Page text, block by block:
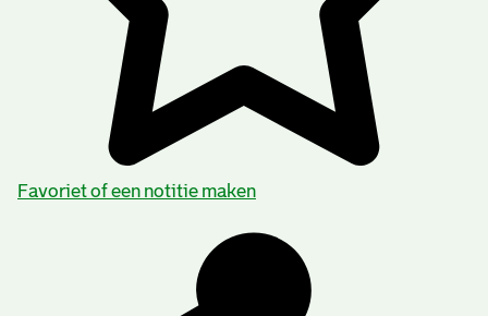
Favoriet of een notitie maken